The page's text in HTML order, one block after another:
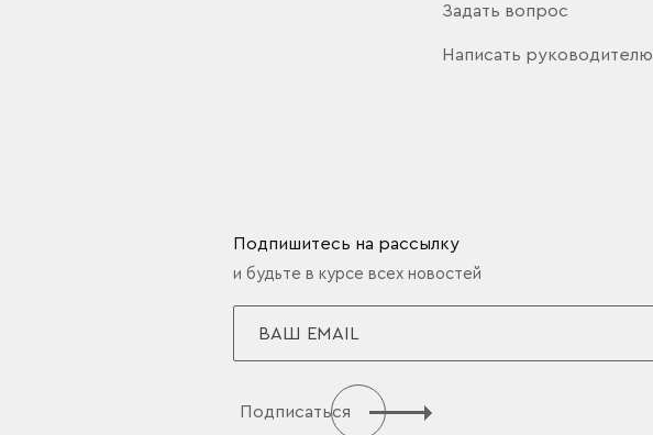
Задать вопрос
Написать руководителю
Подпишитесь на рассылку
и будьте в курсе всех новостей
Подписаться